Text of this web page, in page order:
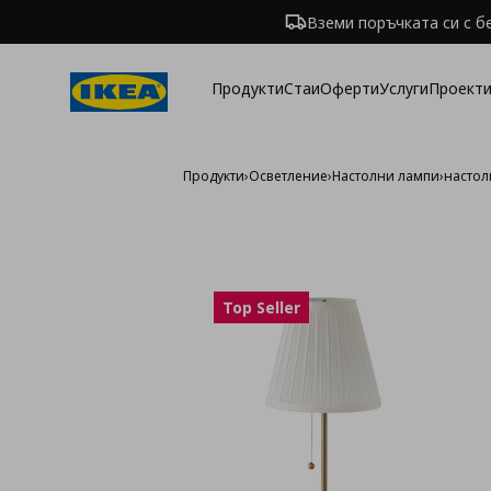
Вземи поръчката си с
ПродуктиСтаиОфертиУслуги
Продукти›Осветление›Настолни лампи›
Top Seller